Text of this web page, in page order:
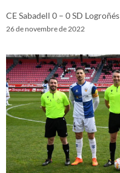
CE Sabadell 0 – 0 SD Logroñés
26 de novembre de 2022